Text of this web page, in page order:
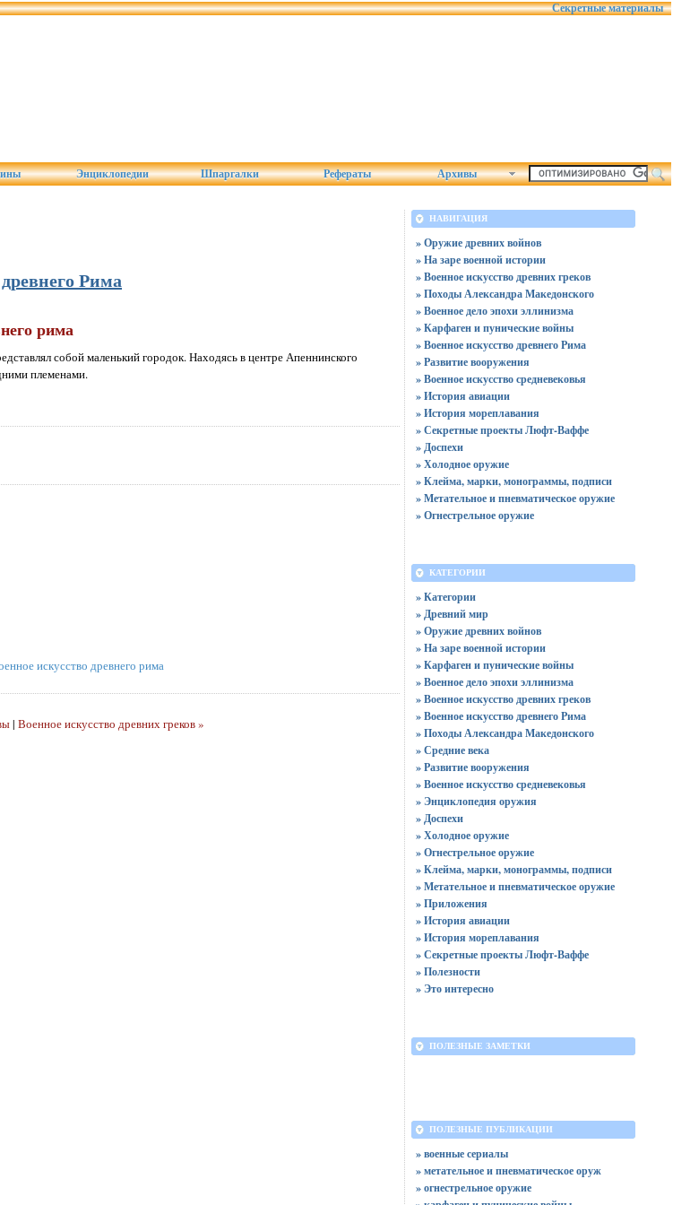
Секретные материалы
Энциклопедии Шпаргалки Рефераты Архивы
Рима
рима
собой маленький городок. Находясь в центре Апеннинского
племенами.
искусство древнего рима
| Военное искусство древних греков »
НАВИГАЦИЯ
» Оружие древних войнов
» На заре военной истории
» Военное искусство древних греков
» Походы Александра Македонского
» Военное дело эпохи эллинизма
» Карфаген и пунические войны
» Военное искусство древнего Рима
» Развитие вооружения
» Военное искусство средневековья
» История авиации
» История мореплавания
» Секретные проекты Люфт-Ваффе
» Доспехи
» Холодное оружие
» Клейма, марки, монограммы, подписи
» Метательное и пневматическое оружие
» Огнестрельное оружие
КАТЕГОРИИ
» Категории
» Древний мир
» Оружие древних войнов
» На заре военной истории
» Карфаген и пунические войны
» Военное дело эпохи эллинизма
» Военное искусство древних греков
» Военное искусство древнего Рима
» Походы Александра Македонского
» Средние века
» Развитие вооружения
» Военное искусство средневековья
» Энциклопедия оружия
» Доспехи
» Холодное оружие
» Огнестрельное оружие
» Клейма, марки, монограммы, подписи
» Метательное и пневматическое оружие
» Приложения
» История авиации
» История мореплавания
» Секретные проекты Люфт-Ваффе
» Полезности
» Это интересно
ПОЛЕЗНЫЕ ЗАМЕТКИ
ПОЛЕЗНЫЕ ПУБЛИКАЦИИ
» военные сериалы
» метательное и пневматическое оруж
» огнестрельное оружие